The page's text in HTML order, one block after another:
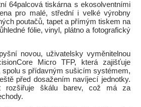
64palcová tiskárna s ekosolventními
pro malé, střední i velké výrobny
poutačů, tapet a přímým tiskem na
fólie, vinyl, plátno a fotografický
novou, uživatelsky vyměnitelnou
Micro TFP, která zajišťuje
spolu s přídavným sušicím systémem,
před dosažením navíjecí jednotky.
rozšiřuje škálu barev, což má za